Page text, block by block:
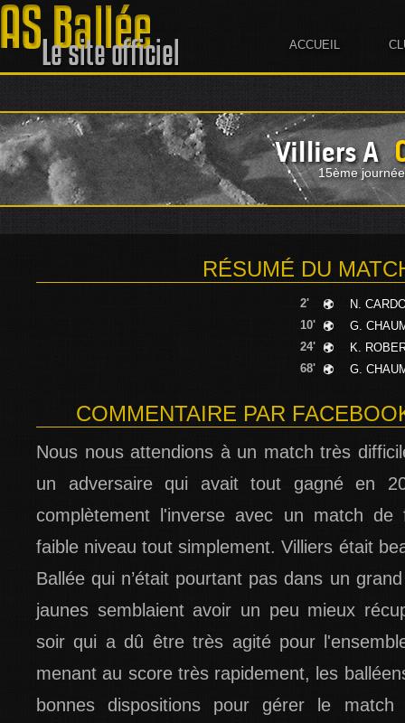
ACCUEIL
Villiers A
15ème
RÉSUMÉ DU
2'
N.
10'
G.
24'
K.
68'
G.
COMMENTAIRE PAR
Nous nous attendions à un match très
un adversaire qui avait tout gagné en
complètement l'inverse avec un match
faible niveau tout simplement. Villiers était
Ballée qui n’était pourtant pas dans un
jaunes semblaient avoir un peu mieux
soir qui a dû être très agité pour
menant au score très rapidement, les
bonnes dispositions pour gérer le